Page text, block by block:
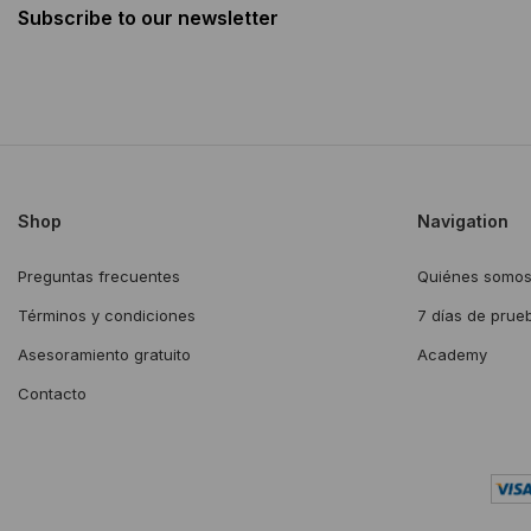
Subscribe to our newsletter
Shop
Preguntas frecuentes
Términos y condiciones
Asesoramiento gratuito
Contacto
Navigation
Quiénes somos
7 días de
Academy